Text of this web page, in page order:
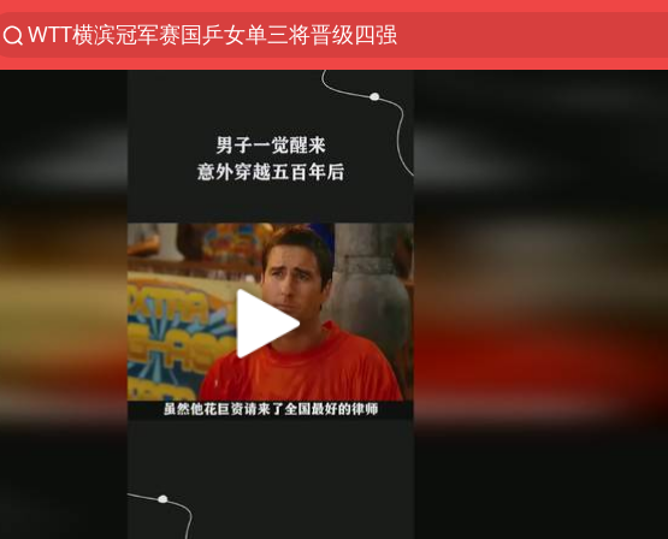
WTT横滨冠军赛国乒女单三将晋级四强
陈思诚零点晒照为佟丽娅庆生
马克·艾伦退出斯诺克中国公开赛
郑丽文：台湾从来没有“独立”过
新疆优化调整景区内自驾服务费
情侣在平潭拍日出时坠崖致一死一伤
茅台部分直营店飞天茅台提价
白海豚将正面袭击贯穿浙江
黄金牛市回来了吗